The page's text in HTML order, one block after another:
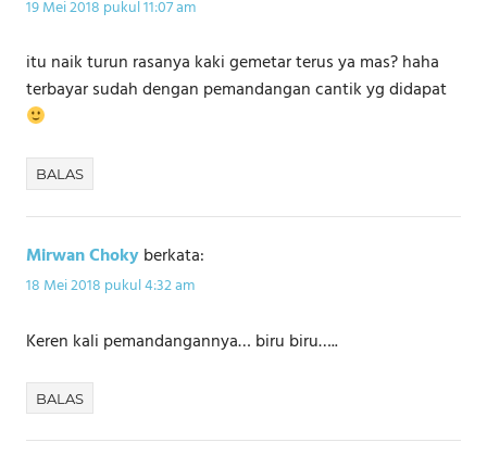
19 Mei 2018 pukul 11:07 am
itu naik turun rasanya kaki gemetar terus ya mas? haha
terbayar sudah dengan pemandangan cantik yg didapat
BALAS
Mirwan Chokyberkata:
18 Mei 2018 pukul 4:32 am
Keren kali pemandangannya… biru biru…..
BALAS